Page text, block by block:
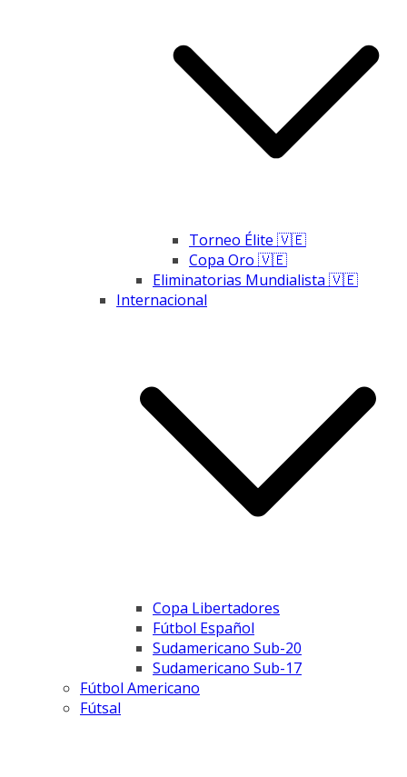
Torneo Élite 🇻🇪
Copa Oro 🇻🇪
Eliminatorias Mundialista 🇻🇪
Internacional
Copa Libertadores
Fútbol Español
Sudamericano Sub-20
Sudamericano Sub-17
Fútbol Americano
Fútsal